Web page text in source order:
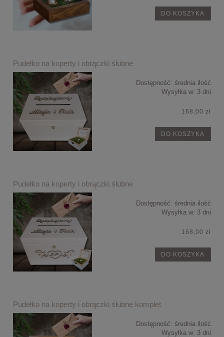
DO KOSZYKA
Pudełko na koperty i obrączki ślubne
Dostępność: średnia ilość
Wysyłka w: 3 dni
168,00 zł
DO KOSZYKA
Pudełko na koperty i obrączki ślubne
Dostępność: średnia ilość
Wysyłka w: 3 dni
168,00 zł
DO KOSZYKA
Pudełko na koperty i obrączki ślubne komplet
Dostępność: średnia ilość
Wysyłka w: 3 dni